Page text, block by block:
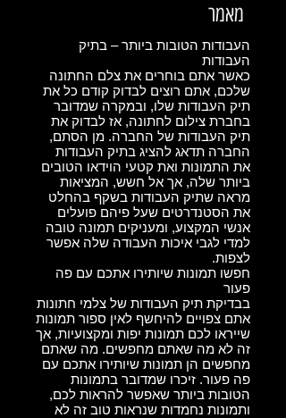
מאמר
העבודות הטובות ביותר – בתיק
העבודות
כאשר אתם בוחרים את צלם החתונה
שלכם, אתם רוצים לבדוק קודם כל את
תיק העבודות שלו, ובמקרה שמדובר
בחברת צילום לחתונה, אז לבדוק את
תיק העבודות של החברה. מן הסתם,
החברה תדאג להציג בתיק העבודות
את התמונות ואת קטעי הוידאו הטובים
ביותר שלה, אך אל חשש, המציאות
מראה שתיק העבודות בשקף בהחלט
את הסטנדרטים שעל פיהם פועלים
אנשי המקצוע, ומעניקים תמונה טובה
למדי לגבי איכות העבודה שלה אפשר
לצפות.
חפשו תמונות שיותירו אתכם עם פה
פעור
בבדיקת תיק העבודות של צלמי חתונות
אתם צפויים להיחשף לאין ספור תמונות
שייראו לכם תמונות יפות ומקצועיות, אך
זה לא מה שאתם מחפשים. מה שאתם
מחפשים הן תמונות שיותירו אתכם עם
פה פעור. זיכרו שמדובר בתמונות
הטובות ביותר שאפשר להראות לכם,
ותמונות נחמדות שנראות טוב זה לא